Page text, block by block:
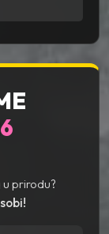
prirodu?